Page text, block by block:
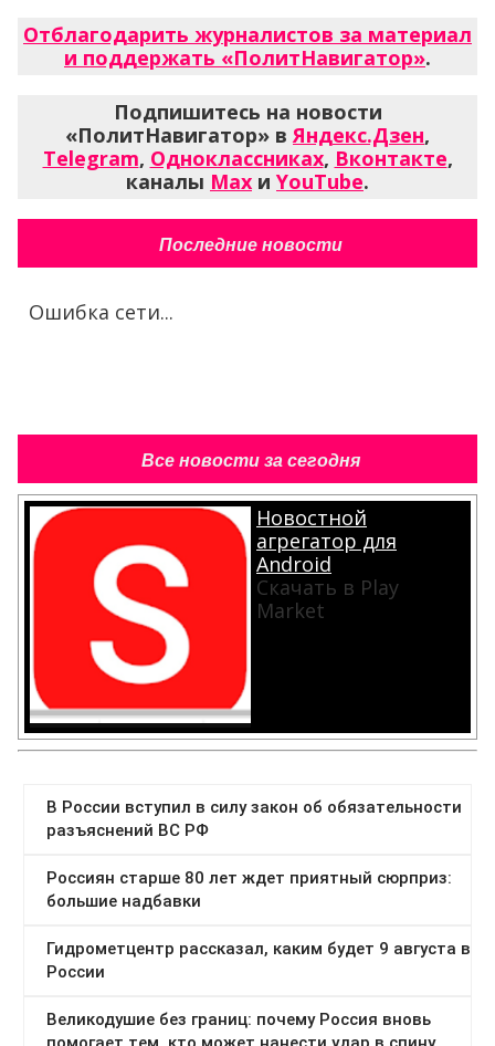
Отблагодарить журналистов за материал
и поддержать «ПолитНавигатор».
Подпишитесь на новости
«ПолитНавигатор» вЯндекс.Дзен,
Telegram, Одноклассниках, Вконтакте,
каналы Max и YouTube.
Последние новости
Ошибка сети...
Все новости за сегодня
Новостной
агрегатор для
Android
Скачать в Play
Market